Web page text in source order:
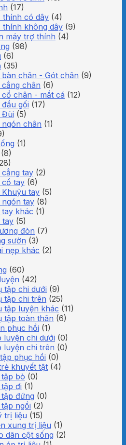
(17)
thính có dây (4)
thính không dây (9)
máy trợ thính (4)
(98)
(6)
(35)
chân - Gót chân (9)
chân (6)
chân - mắt cá (12)
gối (17)
Đùi (5)
chân (1)
(1)
(8)
tay (2)
tay (6)
tay (5)
tay (8)
khác (1)
tay (5)
đòn (7)
sườn (3)
nẹp khác (2)
(60)
(42)
tập chi dưới (9)
tập chi trên (25)
tập luyện khác (11)
tập toàn thân (6)
phục hồi (1)
luyện chi dưới (0)
luyện chi trên (0)
phục hồi (0)
khuyết tật (4)
bò (0)
đi (1)
đứng (0)
ngồi (2)
trị liệu (15)
xung trị liệu (1)
dãn cột sống (2)